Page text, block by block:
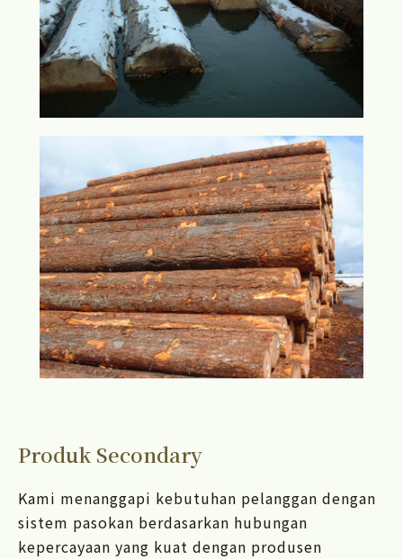
Produk Secondary
Kami menanggapi kebutuhan pelanggan dengan
sistem pasokan berdasarkan hubungan
kepercayaan yang kuat dengan produsen